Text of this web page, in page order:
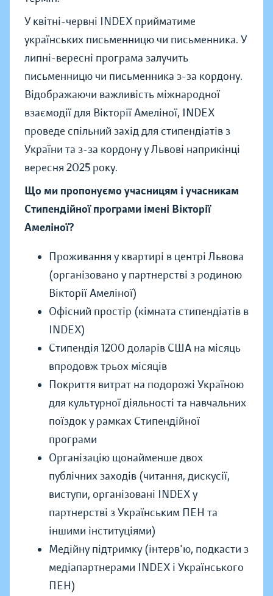
У квітні-червні INDEX прийматиме
українських письменницю чи письменника. У
липні-вересні програма залучить
письменницю чи письменника з-за кордону.
Відображаючи важливість міжнародної
взаємодії для Вікторії Амеліної, INDEX
проведе спільний захід для стипендіатів з
України та з-за кордону у Львові наприкінці
вересня 2025 року.
Що ми пропонуємо учасницям і учасникам
Стипендійної програми імені Вікторії
Амеліної?
Проживання у квартирі в центрі Львова
(організовано у партнерстві з родиною
Вікторії Амеліної)
Офісний простір (кімната стипендіатів в
INDEX)
Стипендія 1200 доларів США на місяць
впродовж трьох місяців
Покриття витрат на подорожі Україною
для культурної діяльності та навчальних
поїздок у рамках Стипендійної
програми
Організацію щонайменше двох
публічних заходів (читання, дискусії,
виступи, організовані INDEX у
партнерстві з Українським ПЕН та
іншими інституціями)
Медійну підтримку (інтерв'ю, подкасти з
медіапартнерами INDEX і Українського
ПЕН)